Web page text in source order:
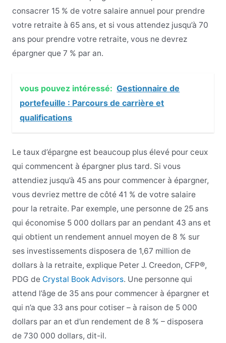
consacrer 15 % de votre salaire annuel pour prendre
votre retraite à 65 ans, et si vous attendez jusqu’à 70
ans pour prendre votre retraite, vous ne devrez
épargner que 7 % par an.
vous pouvez intéressé: Gestionnaire de
portefeuille : Parcours de carrière et
qualifications
Le taux d’épargne est beaucoup plus élevé pour ceux
qui commencent à épargner plus tard. Si vous
attendiez jusqu’à 45 ans pour commencer à épargner,
vous devriez mettre de côté 41 % de votre salaire
pour la retraite. Par exemple, une personne de 25 ans
qui économise 5 000 dollars par an pendant 43 ans et
qui obtient un rendement annuel moyen de 8 % sur
ses investissements disposera de 1,67 million de
dollars à la retraite, explique Peter J. Creedon, CFP®,
PDG de Crystal Book Advisors. Une personne qui
attend l’âge de 35 ans pour commencer à épargner et
qui n’a que 33 ans pour cotiser – à raison de 5 000
dollars par an et d’un rendement de 8 % – disposera
de 730 000 dollars, dit-il.